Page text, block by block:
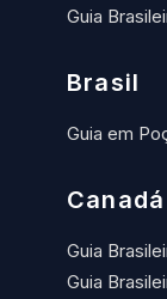
Guia
Brasil
Guia em
Canadá
Guia
Guia